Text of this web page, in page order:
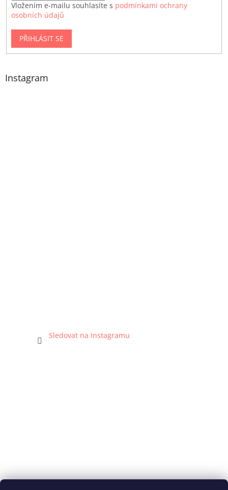
Vložením e-mailu souhlasíte s podmínkami ochrany
osobních údajů
PŘIHLÁSIT SE
Instagram
Sledovat na Instagramu